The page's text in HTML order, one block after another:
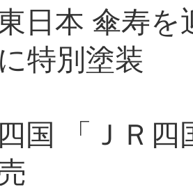
日本 傘寿
特別塗装
国 「ＪＲ